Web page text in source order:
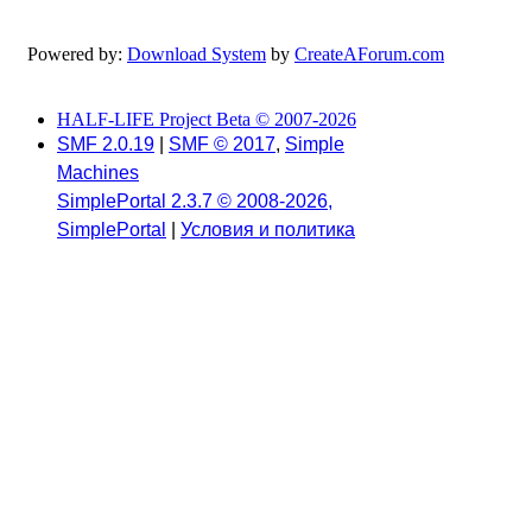
Powered by: Download System by CreateAForum.com
HALF-LIFE Project Beta © 2007-2026
SMF 2.0.19
SMF © 2017, Simple
Machines
SimplePortal 2.3.7 © 2008-2026,
SimplePortal
Условия и политика